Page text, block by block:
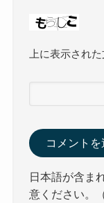
上に表示され
日本語が含ま
意ください。